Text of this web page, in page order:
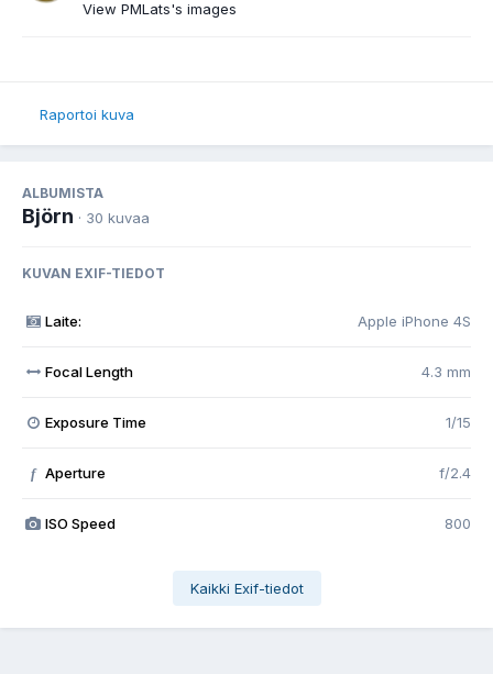
View PMLats's images
Raportoi kuva
ALBUMISTA
Björn · 30 kuvaa
KUVAN EXIF-TIEDOT
Laite: Apple iPhone 4S
Focal Length 4.3 mm
Exposure Time 1/15
f Aperture f/2.4
ISO Speed 800
Kaikki Exif-tiedot